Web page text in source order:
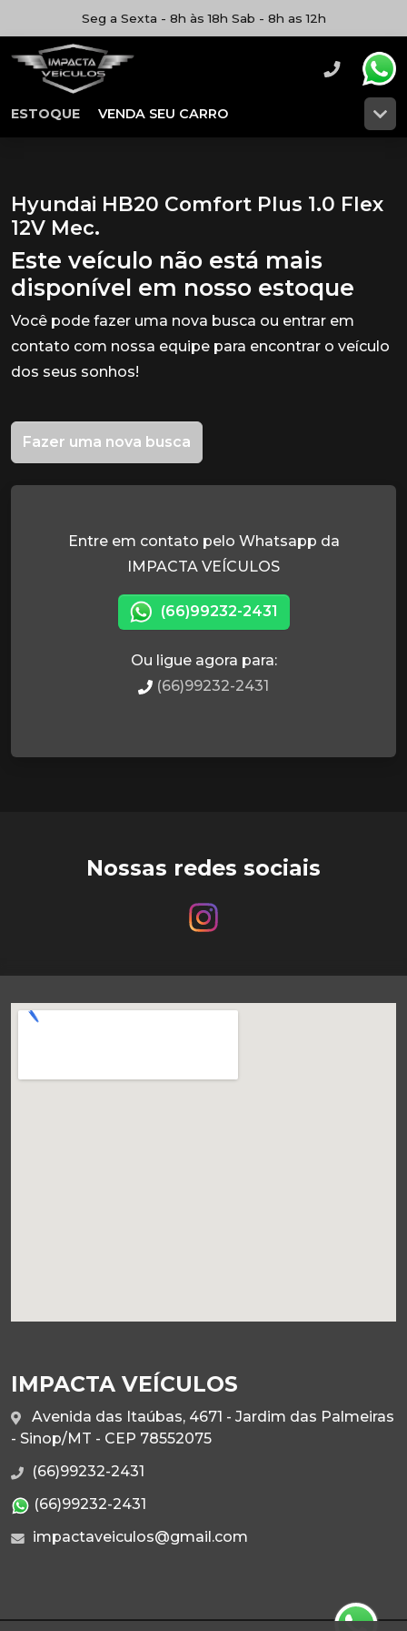
Seg a Sexta - 8h às 18h Sab - 8h as 12h
ESTOQUE VENDA SEU CARRO
Hyundai HB20 Comfort Plus 1.0 Flex
12V Mec.
Este veículo não está mais
disponível em nosso estoque
Você pode fazer uma nova busca ou entrar em
contato com nossa equipe para encontrar o veículo
dos seus sonhos!
Fazer uma nova busca
Entre em contato pelo Whatsapp da
IMPACTA VEÍCULOS
(66)99232-2431
Ou ligue agora para:
(66)99232-2431
Nossas redes sociais
IMPACTA VEÍCULOS
Avenida das Itaúbas, 4671 - Jardim das Palmeiras
- Sinop/MT - CEP 78552075
(66)99232-2431
(66)99232-2431
impactaveiculos@gmail.com